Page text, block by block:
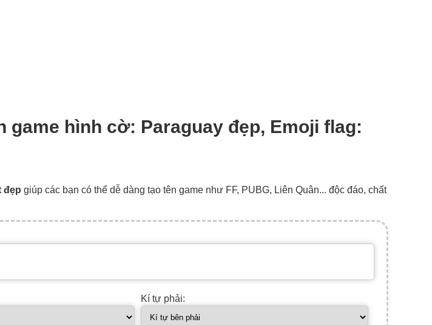
hình cờ: Paraguay đẹp, Emoji flag:
đẹp giúp các bạn có thể dễ dàng tạo tên game như FF, PUBG, Liên Quân... độc đáo, chất
Kí tự phải: